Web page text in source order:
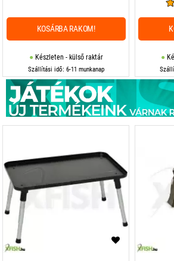
Készleten - külső raktár
Szállítási idő: 6-11 munkanap
KOSÁRBA RAKOM!